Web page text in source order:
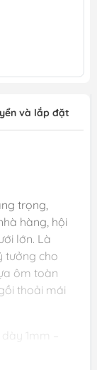
và lắp đặt
trọng,
hàng, hội
lớn. Là
tưởng cho
ôm toàn
thoải mái
1mm –